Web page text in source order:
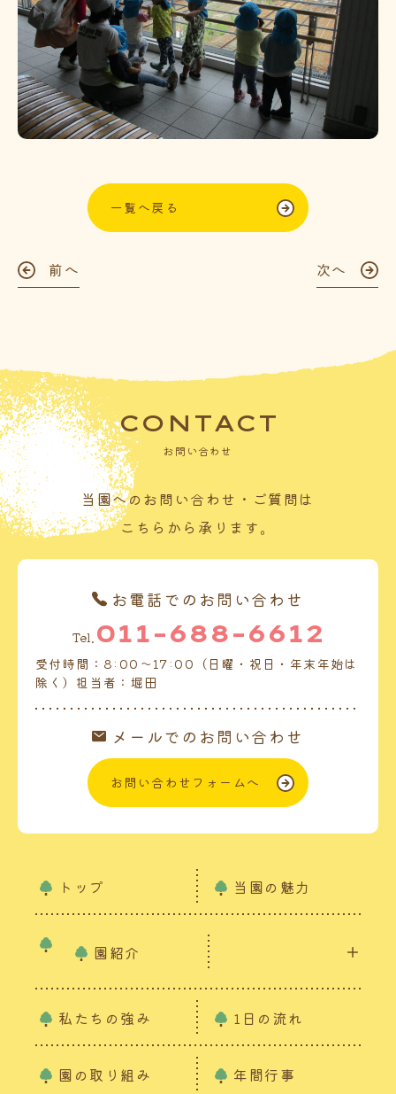
一覧へ戻る
前へ 次へ
CONTACT
お問い合わせ
当園へのお問い合わせ・ご質問は
こちらから承ります。
お電話でのお問い合わせ
Tel. 011-688-6612
受付時間：8:00～17:00（日曜・祝日・年末年始は
除く）担当者：堀田
メールでのお問い合わせ
お問い合わせフォームへ
トップ 当園の魅力
園紹介
私たちの強み 1日の流れ
園の取り組み 年間行事